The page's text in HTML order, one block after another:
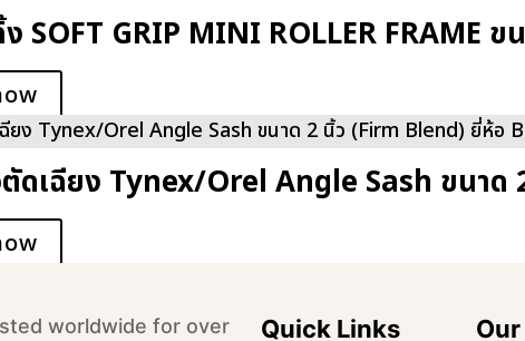
SOFT GRIP MINI ROLLER FRAME
ดเฉียง Tynex/Orel Angle Sash ขนา
worldwide for over
Quick Links